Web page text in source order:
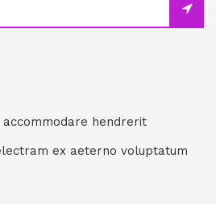
hendrerit
ex aeterno voluptatum